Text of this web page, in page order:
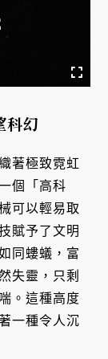
科幻
著極致霓虹
個「高科
可以輕易取
賦予了文明
同螻蟻，富
失靈，只剩
。這種高度
一種令人沉